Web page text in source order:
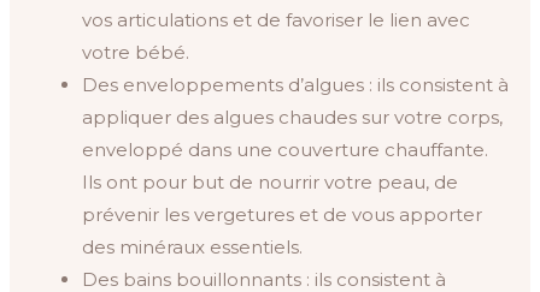
vos articulations et de favoriser le lien avec
votre bébé.
Des enveloppements d’algues : ils consistent à
appliquer des algues chaudes sur votre corps,
enveloppé dans une couverture chauffante.
Ils ont pour but de nourrir votre peau, de
prévenir les vergetures et de vous apporter
des minéraux essentiels.
Des bains bouillonnants : ils consistent à